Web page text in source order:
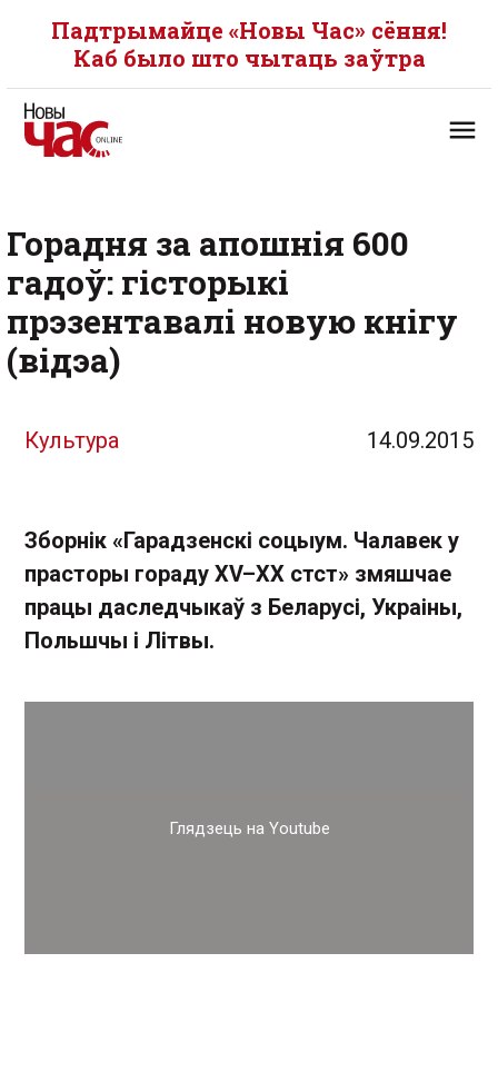
Падтрымайце «Новы Час» сёння!
Каб было што чытаць заўтра
Горадня за апошнія 600
гадоў: гісторыкі
прэзентавалі новую кнігу
(відэа)
Культура 14.09.2015
Зборнік «Гарадзенскі соцыум. Чалавек у
прасторы гораду XV–XX стст» змяшчае
працы даследчыкаў з Беларусі, Украіны,
Польшчы і Літвы.
Глядзець на Youtube